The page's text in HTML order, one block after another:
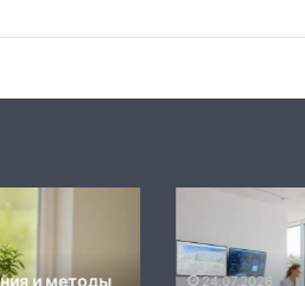
Механизмы
мануального
воздействия
24.07.2026